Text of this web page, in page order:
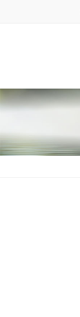
に
移
ョ
ン
移
動